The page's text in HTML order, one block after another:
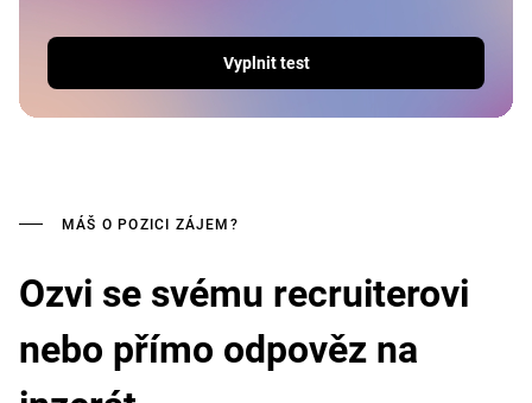
Vyplnit test
MÁŠ O POZICI ZÁJEM?
Ozvi se svému recruiterovi
nebo přímo odpověz na